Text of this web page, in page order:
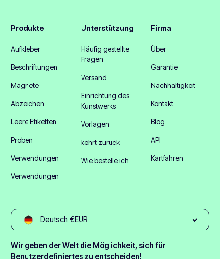
Produkte
Aufkleber
Beschriftungen
Magnete
Abzeichen
Leere Etiketten
Proben
Verwendungen
Verwendungen
Unterstützung
Häufig gestellte
Fragen
Versand
Einrichtung des
Kunstwerks
Vorlagen
kehrt zurück
Wie bestelle ich
Firma
Über
Garantie
Nachhaltigkeit
Kontakt
Blog
API
Kartfahren
Deutsch €EUR
Wir geben der Welt die Möglichkeit, sich für
Benutzerdefiniertes zu entscheiden!